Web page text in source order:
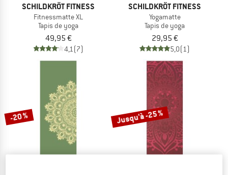
SCHILDKRÖT FITNESS
Fitnessmatte XL
Tapis de yoga
49,95 €
4,1 (7)
SCHILDKRÖT FITNESS
Yogamatte
Tapis de yoga
29,95 €
5,0(1)
-20 % Jusqu'à -25 %